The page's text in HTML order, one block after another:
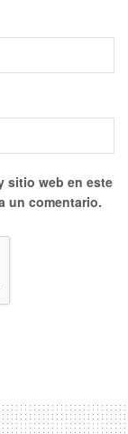
sitio web en este
un comentario.